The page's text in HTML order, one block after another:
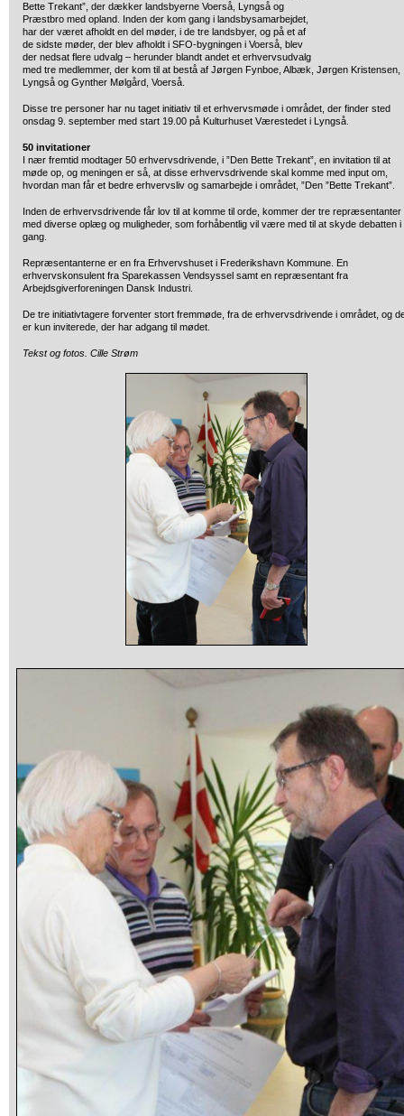
Bette Trekant”, der dækker landsbyerne Voerså, Lyngså og
Præstbro med opland. Inden der kom gang i landsbysamarbejdet,
har der været afholdt en del møder, i de tre landsbyer, og på et af
de sidste møder, der blev afholdt i SFO-bygningen i Voerså, blev
der nedsat flere udvalg – herunder blandt andet et erhvervsudvalg
med tre medlemmer, der kom til at bestå af Jørgen Fynboe, Albæk, Jørgen Kristensen,
Lyngså og Gynther Mølgård, Voerså.
Disse tre personer har nu taget initiativ til et erhvervsmøde i området, der finder sted
onsdag 9. september med start 19.00 på Kulturhuset Værestedet i Lyngså.
50 invitationer
I nær fremtid modtager 50 erhvervsdrivende, i ”Den Bette Trekant”, en invitation til at
møde op, og meningen er så, at disse erhvervsdrivende skal komme med input om,
hvordan man får et bedre erhvervsliv og samarbejde i området, ”Den ”Bette Trekant”.
Inden de erhvervsdrivende får lov til at komme til orde, kommer der tre repræsentanter
med diverse oplæg og muligheder, som forhåbentlig vil være med til at skyde debatten i
gang.
Repræsentanterne er en fra Erhvervshuset i Frederikshavn Kommune. En
erhvervskonsulent fra Sparekassen Vendsyssel samt en repræsentant fra
Arbejdsgiverforeningen Dansk Industri.
De tre initiativtagere forventer stort fremmøde, fra de erhvervsdrivende i området, og
er kun inviterede, der har adgang til mødet.
Tekst og fotos. Cille Strøm